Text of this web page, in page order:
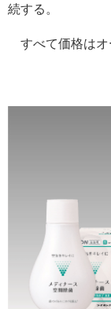
続する。
すべて価格はオ